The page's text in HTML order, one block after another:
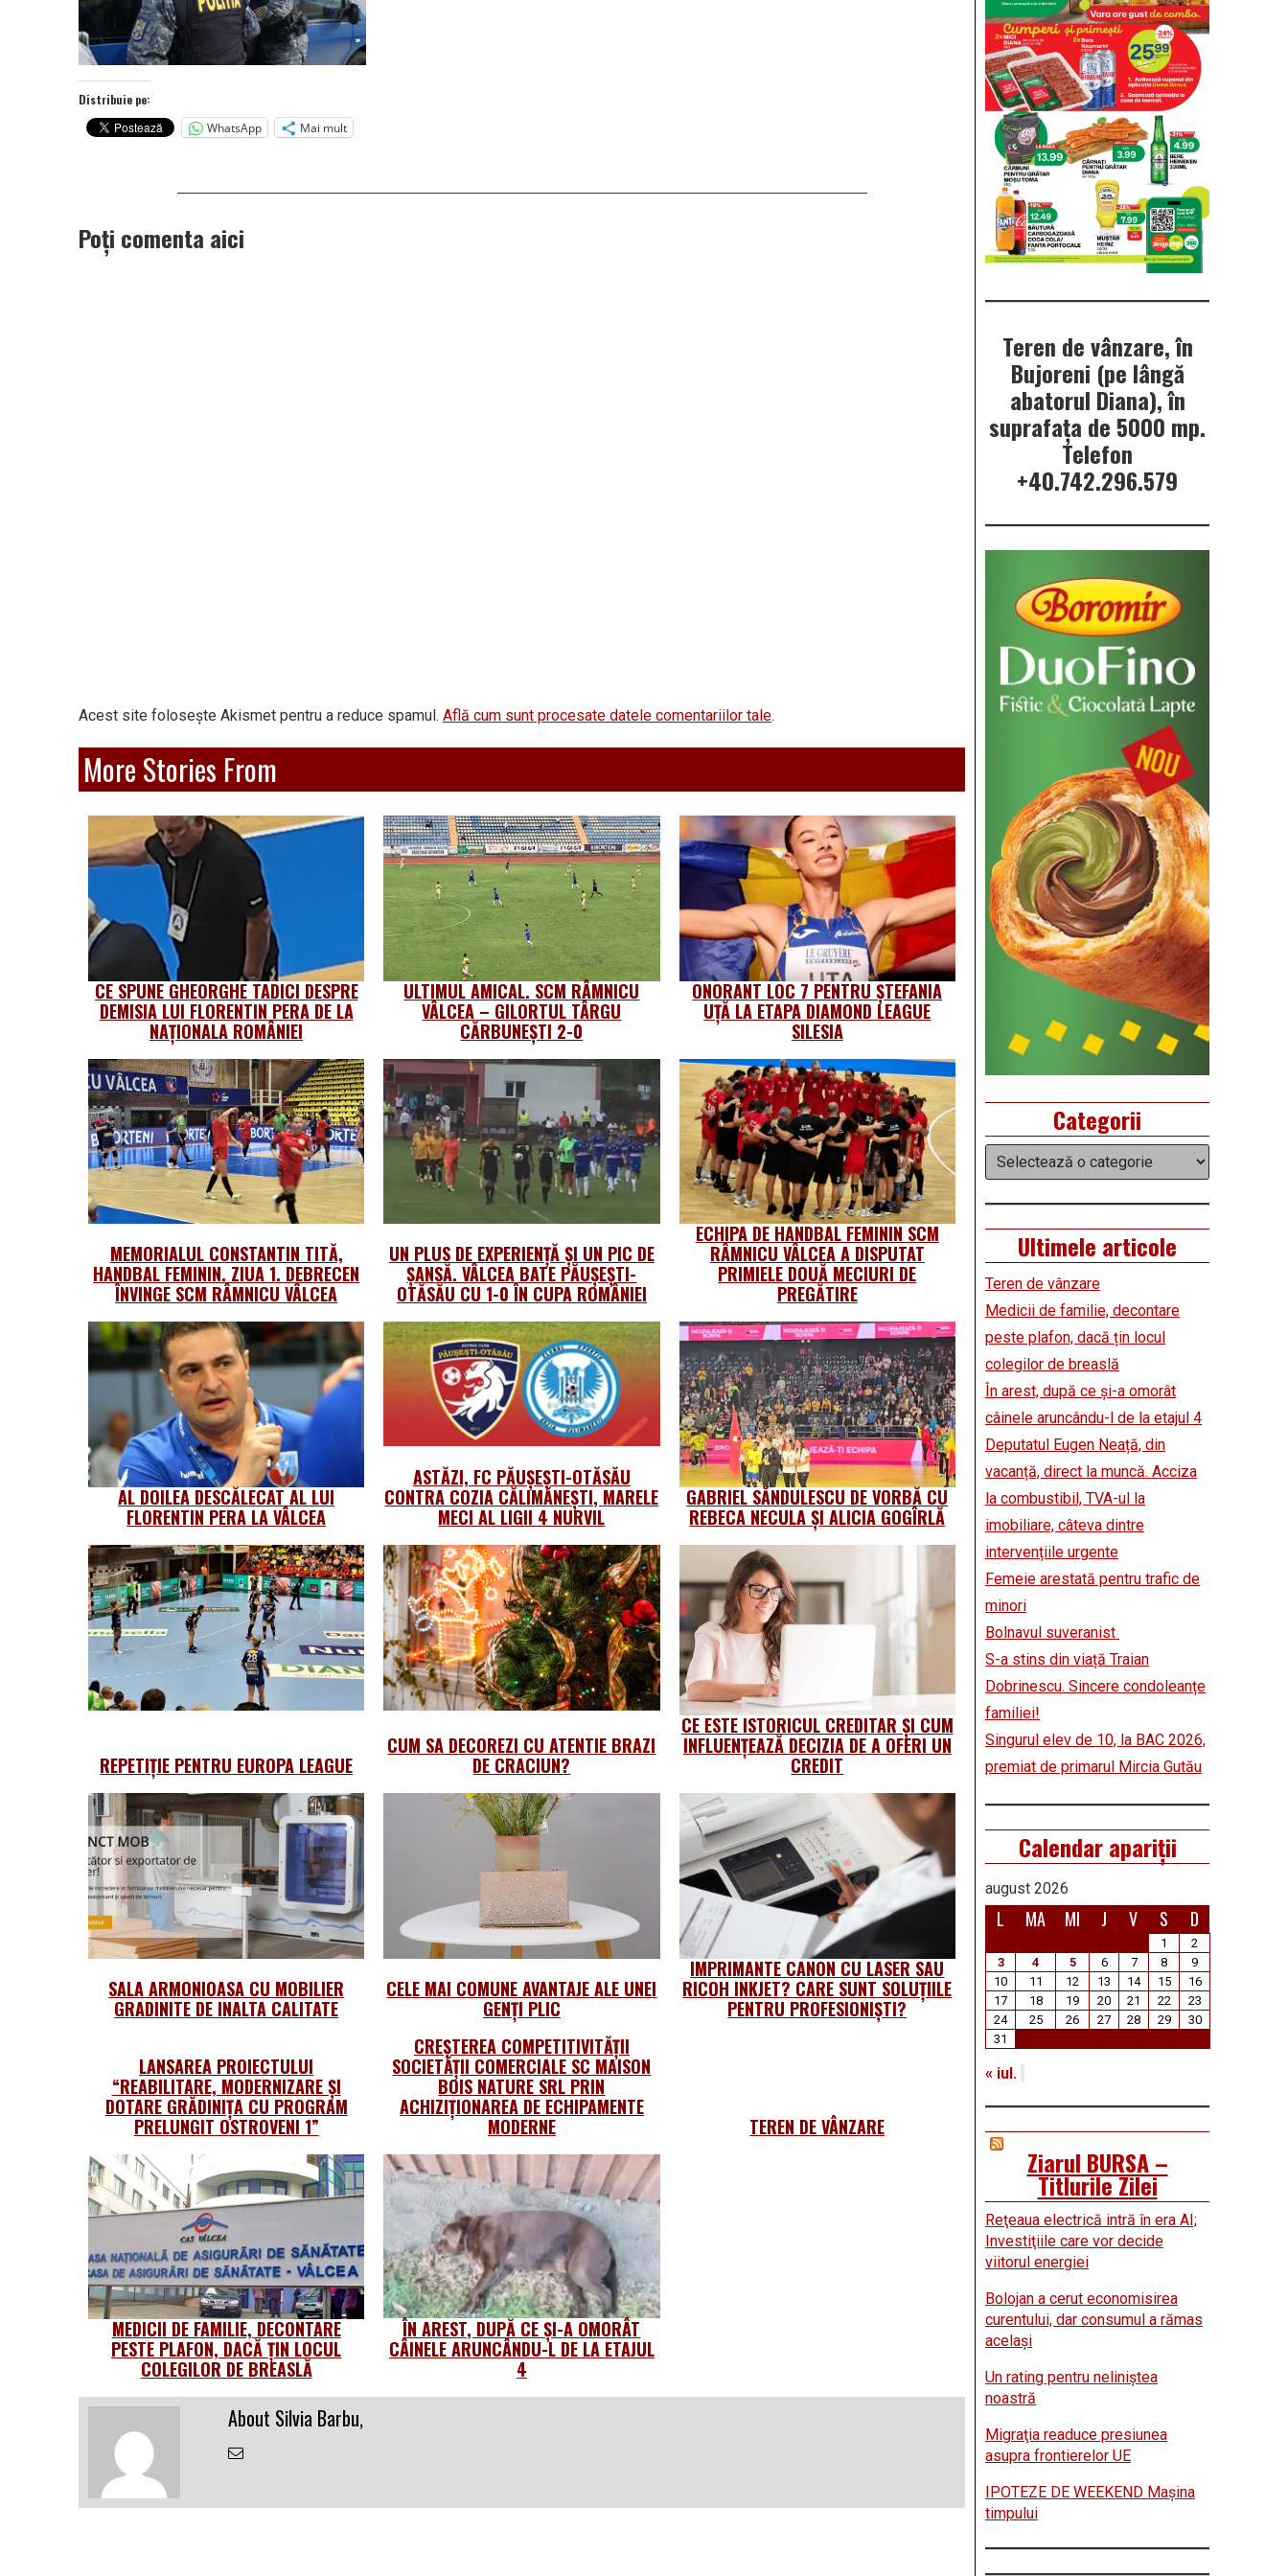
Distribuie pe:
WhatsApp
Mai mult
Poți comenta aici
Acest site folosește Akismet pentru a reduce spamul. Află cum sunt procesate datele comentariilor tale.
More Stories From
CE SPUNE GHEORGHE TADICI DESPRE
DEMISIA LUI FLORENTIN PERA DE LA
NAȚIONALA ROMÂNIEI
ULTIMUL AMICAL. SCM RÂMNICU
VÂLCEA – GILORTUL TÂRGU
CĂRBUNEȘTI 2-0
ONORANT LOC 7 PENTRU ȘTEFANIA
UȚĂ LA ETAPA DIAMOND LEAGUE
SILESIA
MEMORIALUL CONSTANTIN TITĂ,
HANDBAL FEMININ. ZIUA 1. DEBRECEN
ÎNVINGE SCM RÂMNICU VÂLCEA
UN PLUS DE EXPERIENȚĂ ȘI UN PIC DE
ȘANSĂ. VÂLCEA BATE PĂUȘEȘTI-
OTĂSĂU CU 1-0 ÎN CUPA ROMÂNIEI
ECHIPA DE HANDBAL FEMININ SCM
RÂMNICU VÂLCEA A DISPUTAT
PRIMIELE DOUĂ MECIURI DE
PREGĂTIRE
AL DOILEA DESCĂLECAT AL LUI
FLORENTIN PERA LA VÂLCEA
ASTĂZI, FC PĂUȘEȘTI-OTĂSĂU
CONTRA COZIA CĂLIMĂNEȘTI, MARELE
MECI AL LIGII 4 NURVIL
GABRIEL SĂNDULESCU DE VORBĂ CU
REBECA NECULA ȘI ALICIA GOGÎRLĂ
REPETIȚIE PENTRU EUROPA LEAGUE
CUM SA DECOREZI CU ATENTIE BRAZI
DE CRACIUN?
CE ESTE ISTORICUL CREDITAR ȘI CUM
INFLUENȚEAZĂ DECIZIA DE A OFERI UN
CREDIT
SALA ARMONIOASA CU MOBILIER
GRADINITE DE INALTA CALITATE
CELE MAI COMUNE AVANTAJE ALE UNEI
GENȚI PLIC
IMPRIMANTE CANON CU LASER SAU
RICOH INKJET? CARE SUNT SOLUȚIILE
PENTRU PROFESIONIŞTI?
LANSAREA PROIECTULUI
“REABILITARE, MODERNIZARE ȘI
DOTARE GRĂDINIȚA CU PROGRAM
PRELUNGIT OSTROVENI 1”
CREȘTEREA COMPETITIVITĂȚII
SOCIETĂȚII COMERCIALE SC MAISON
BOIS NATURE SRL PRIN
ACHIZIȚIONAREA DE ECHIPAMENTE
MODERNE
TEREN DE VÂNZARE
MEDICII DE FAMILIE, DECONTARE
PESTE PLAFON, DACĂ ȚIN LOCUL
COLEGILOR DE BREASLĂ
ÎN AREST, DUPĂ CE ȘI-A OMORÂT
CÂINELE ARUNCÂNDU-L DE LA ETAJUL
4
About Silvia Barbu,
Email
Teren de vânzare, în
Bujoreni (pe lângă
abatorul Diana), în
suprafața de 5000 mp.
Telefon
+40.742.296.579
Categorii
Categorii
Ultimele articole
Teren de vânzare
Medicii de familie, decontare
peste plafon, dacă țin locul
colegilor de breaslă
În arest, după ce și-a omorât
câinele aruncându-l de la etajul 4
Deputatul Eugen Neață, din
vacanță, direct la muncă. Acciza
la combustibil, TVA-ul la
imobiliare, câteva dintre
intervențiile urgente
Femeie arestată pentru trafic de
minori
Bolnavul suveranist
S-a stins din viață Traian
Dobrinescu. Sincere condoleanțe
familiei!
Singurul elev de 10, la BAC 2026,
premiat de primarul Mircia Gutău
Calendar apariții
august 2026
L MA MI J V S D
1
2
3
4 5 6 7 8
9
10
11 12 13 14 15
16
17
18 19 20 21 22
23
24
25 26 27 28 29
30
31
« iul.
Ziarul BURSA –
Titlurile Zilei
Reţeaua electrică intră în era AI;
Investiţiile care vor decide
viitorul energiei
Bolojan a cerut economisirea
curentului, dar consumul a rămas
acelaşi
Un rating pentru neliniştea
noastră
Migraţia readuce presiunea
asupra frontierelor UE
IPOTEZE DE WEEKEND Maşina
timpului